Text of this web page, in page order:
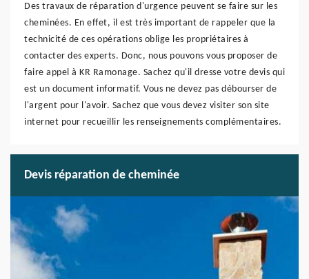
Des travaux de réparation d'urgence peuvent se faire sur les
cheminées. En effet, il est très important de rappeler que la
technicité de ces opérations oblige les propriétaires à
contacter des experts. Donc, nous pouvons vous proposer de
faire appel à KR Ramonage. Sachez qu'il dresse votre devis qui
est un document informatif. Vous ne devez pas débourser de
l'argent pour l'avoir. Sachez que vous devez visiter son site
internet pour recueillir les renseignements complémentaires.
Devis réparation de cheminée